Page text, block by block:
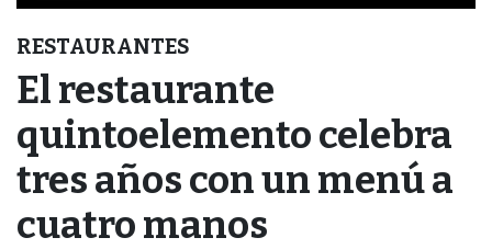
RESTAURANTES
El restaurante
quintoelemento celebra
tres años con un menú a
cuatro manos